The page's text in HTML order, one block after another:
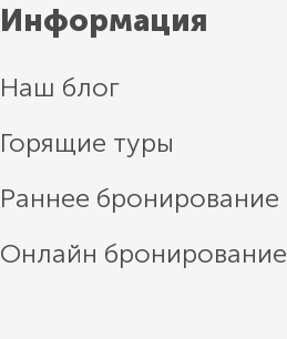
Информация
Наш блог
Горящие туры
Раннее бронирование
Онлайн бронирование